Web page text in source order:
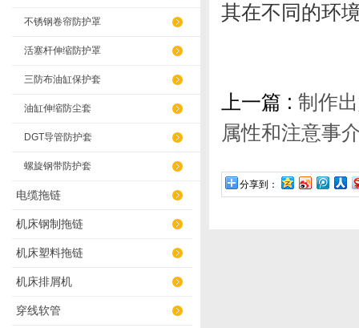
不锈钢卷帘防护罩
活塞杆伸缩防护罩
三防布油缸保护套
油缸伸缩防尘套
DGT导管防护套
螺旋钢带防护套
电缆拖链
机床钢制拖链
机床塑料拖链
机床排屑机
穿线软管
其在不同的环
上一篇 : 制作
属性和注意事
分享到：